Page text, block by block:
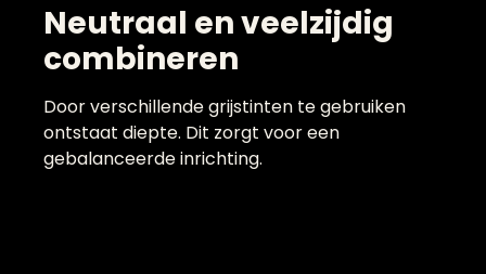
Neutraal en veelzijdig
combineren
Door verschillende grijstinten te gebruiken
ontstaat diepte. Dit zorgt voor een
gebalanceerde inrichting.